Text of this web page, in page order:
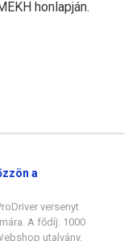
honlapján.
a
versenyt
A fődíj: 1000
utalvány.